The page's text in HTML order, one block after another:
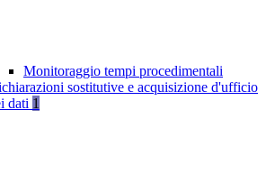
Monitoraggio tempi procedimentali
sostitutive e acquisizione d'ufficio
dati 1